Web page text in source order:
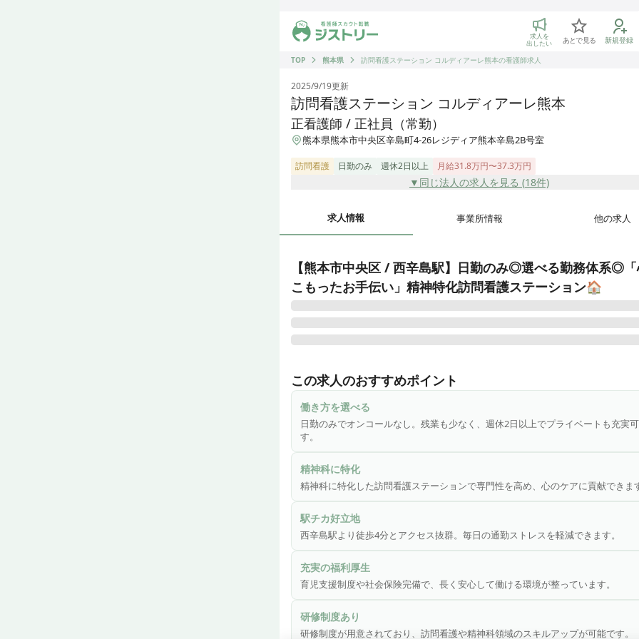
ジストリー 看護師の転職マッチング
求人を
出したい あとで見る 新規登録
TOP
熊本県 訪問看護ステーション コルディアーレ熊本の看護師求人
2025/9/19更新
訪問看護ステーション コルディアーレ熊本
正看護師 / 正社員（常勤）
熊本県熊本市中央区辛島町4-26レジディア熊本辛島2B号室
訪問看護 日勤のみ 週休2日以上 月給31.8万円〜37.3万円
▼同じ法人の求人を見る (18件)
求人情報 事業所情報 他の求人
【熊本市中央区 / 西辛島駅】日勤のみ◎選べる勤務体系◎
こもったお手伝い」精神特化訪問看護ステーション🏠
科特化の訪問看護ステーションとして現在、関東を中心に、北海道、関
州において多数事業所を展開💡「訪問看護ステーションコルディアーレ
本」は熊本市電「西辛島駅」より徒歩4分と好立地な場所にある駅チカ事
です🚃
A～G型まで選べる勤務体系◎働き方に合わせてお給与やお休みが変動し
す！日勤のみ◎
この求人のおすすめポイント
働き方を選べる
日勤のみでオンコールなし。残業も少なく、週休2日以上でプライベートも充実
す。
精神科に特化
精神科に特化した訪問看護ステーションで専門性を高め、心のケアに貢献できま
駅チカ好立地
西辛島駅より徒歩4分とアクセス抜群。毎日の通勤ストレスを軽減できます。
充実の福利厚生
育児支援制度や社会保険完備で、長く安心して働ける環境が整っています。
研修制度あり
研修制度が用意されており、訪問看護や精神科領域のスキルアップが可能です。